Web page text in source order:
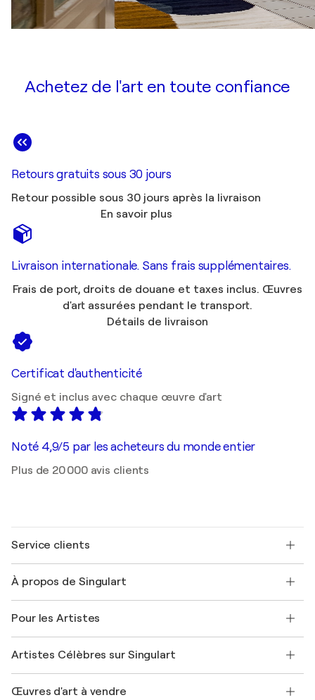
Achetez de l'art en toute confiance
Retours gratuits sous 30 jours
Retour possible sous 30 jours après la livraison
En savoir plus
Livraison internationale. Sans frais supplémentaires.
Frais de port, droits de douane et taxes inclus. Œuvres
d'art assurées pendant le transport.
Détails de livraison
Certificat d'authenticité
Signé et inclus avec chaque œuvre d'art
Noté 4,9/5 par les acheteurs du monde entier
Plus de 20 000 avis clients
Service clients
Expédition
Offrir une carte cadeau
Rejoignez notre programme commercial
Mon compte
+33 1 76 44 06 42
À propos de Singulart
FAQ
Magazine Singulart
Emplois
Découvrez une sélection d'art original
Pour les Artistes
Se connecter en tant qu'Artiste
Artistes Célèbres sur Singulart
Marc Chagall
Œuvres d'art à vendre